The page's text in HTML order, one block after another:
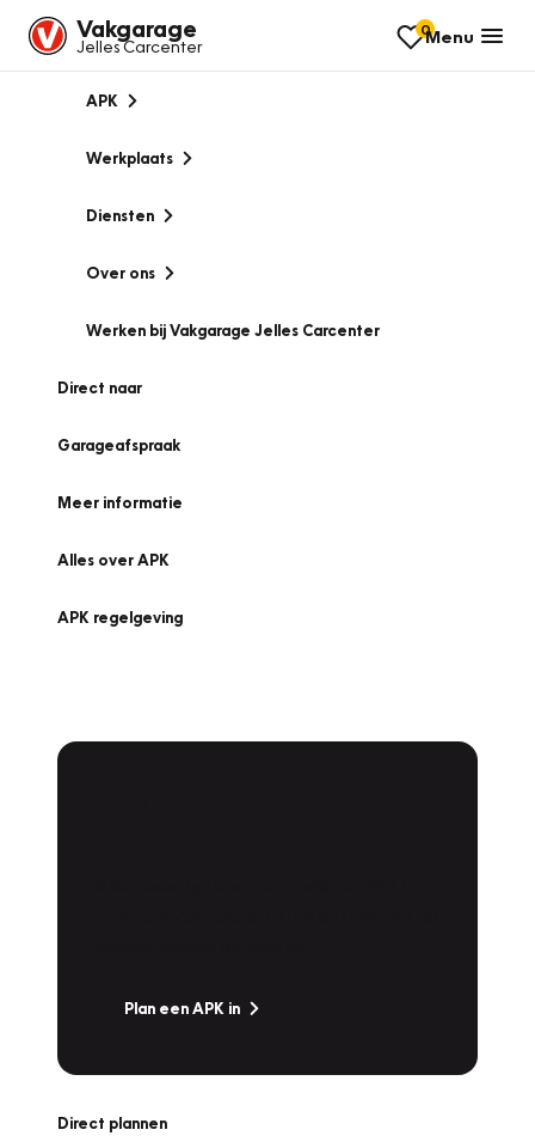
Vakgarage
Jelles Carcenter
0Menu
APK
Werkplaats
Diensten
Over ons
Werken bij Vakgarage Jelles Carcenter
Direct naar
Garageafspraak
Meer informatie
Alles over APK
APK regelgeving
Plan een APK in
Direct plannen